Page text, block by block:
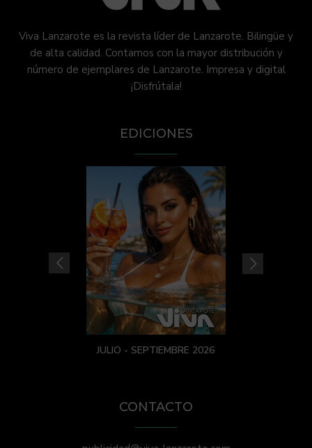
Viva Lanzarote es la revista líder de Lanzarote. Bilingüe y
de alta calidad. Contamos con la mayor distribución y
número de ejemplares de Lanzarote. Impresa y digital
¡Disfrútala!
EDICIONES
JULIO - SEPTIEMBRE 2026
CONTACTO